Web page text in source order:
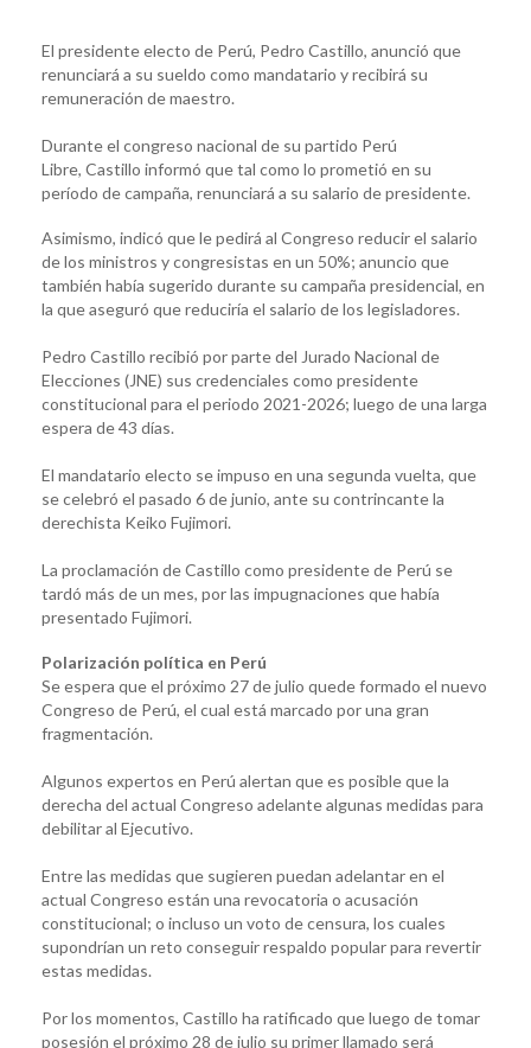
El presidente electo de Perú, Pedro Castillo, anunció que
renunciará a su sueldo como mandatario y recibirá su
remuneración de maestro.
Durante el congreso nacional de su partido Perú
Libre, Castillo informó que tal como lo prometió en su
período de campaña, renunciará a su salario de presidente.
Asimismo, indicó que le pedirá al Congreso reducir el salario
de los ministros y congresistas en un 50%; anuncio que
también había sugerido durante su campaña presidencial, en
la que aseguró que reduciría el salario de los legisladores.
Pedro Castillo recibió por parte del Jurado Nacional de
Elecciones (JNE) sus credenciales como presidente
constitucional para el periodo 2021-2026; luego de una larga
espera de 43 días.
El mandatario electo se impuso en una segunda vuelta, que
se celebró el pasado 6 de junio, ante su contrincante la
derechista Keiko Fujimori.
La proclamación de Castillo como presidente de Perú se
tardó más de un mes, por las impugnaciones que había
presentado Fujimori.
Polarización política en Perú
Se espera que el próximo 27 de julio quede formado el nuevo
Congreso de Perú, el cual está marcado por una gran
fragmentación.
Algunos expertos en Perú alertan que es posible que la
derecha del actual Congreso adelante algunas medidas para
debilitar al Ejecutivo.
Entre las medidas que sugieren puedan adelantar en el
actual Congreso están una revocatoria o acusación
constitucional; o incluso un voto de censura, los cuales
supondrían un reto conseguir respaldo popular para revertir
estas medidas.
Por los momentos, Castillo ha ratificado que luego de tomar
posesión el próximo 28 de julio su primer llamado será